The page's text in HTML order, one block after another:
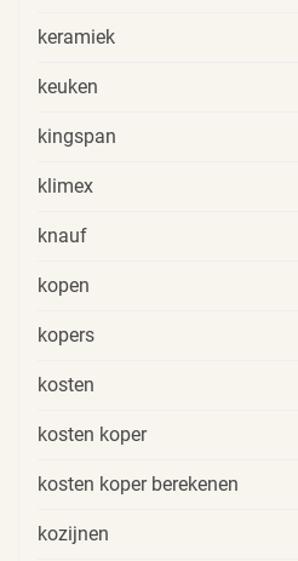
keramiek
keuken
kingspan
klimex
knauf
kopen
kopers
kosten
kosten koper
kosten koper berekenen
kozijnen